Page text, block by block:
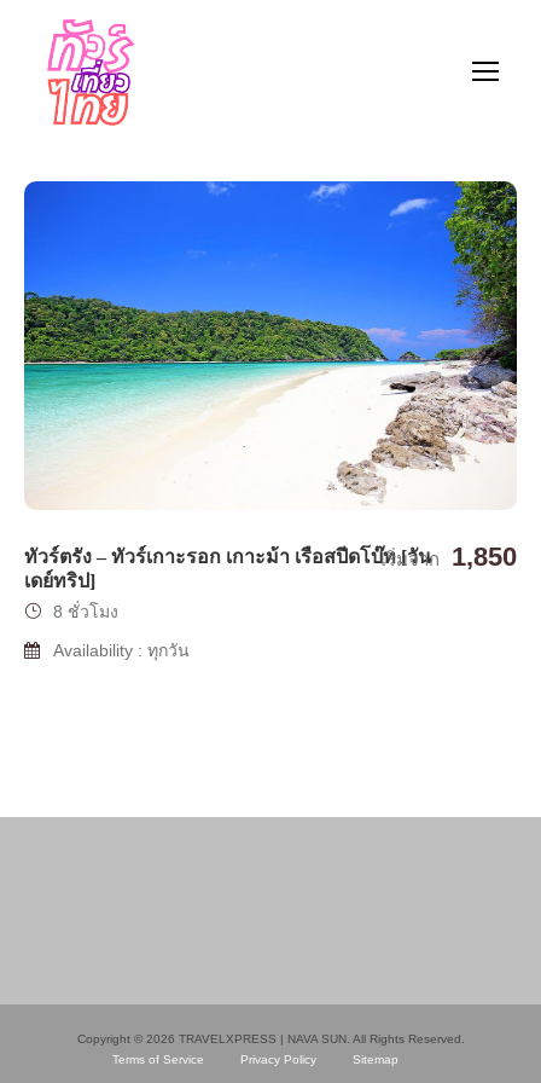
ทัวร์ตรัง – ทัวร์เกาะรอก เกาะม้า เรือสปีดโบ๊ท [วัน
เดย์ทริป]
เริ่มจาก 1,850
8 ชั่วโมง
Availability : ทุกวัน
Copyright © 2026 TRAVELXPRESS | NAVA SUN. All Rights Reserved.
Terms of Service
Privacy Policy Sitemap